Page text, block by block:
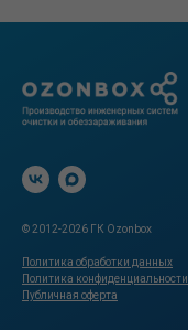
© 2012-2026 ГК Ozonbox
Политика обработки данных
Политика конфиденциальности
Публичная оферта